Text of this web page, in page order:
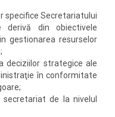
specifice Secretariatului
derivă din obiectivele
gestionarea resurselor
deciziilor strategice ale
în conformitate
de la nivelul